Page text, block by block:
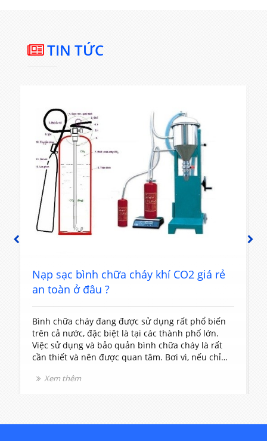
TIN TỨC
PREVIOUS
bình chữa cháy khí CO2 giá rẻ
ở đâu ?
cháy đang được sử dụng rất phổ biến
đặc biệt là tại các thành phố lớn.
và bảo quản bình chữa cháy là rất
nên được quan tâm. Bơi vì, nếu chỉ
nạp sạc bình chữa cháy không đúng
Nạp sạc bình
Bình chữa cháy
đình và khu
tâm đến việc
phòng cháy
cho bạn và các
NEXT